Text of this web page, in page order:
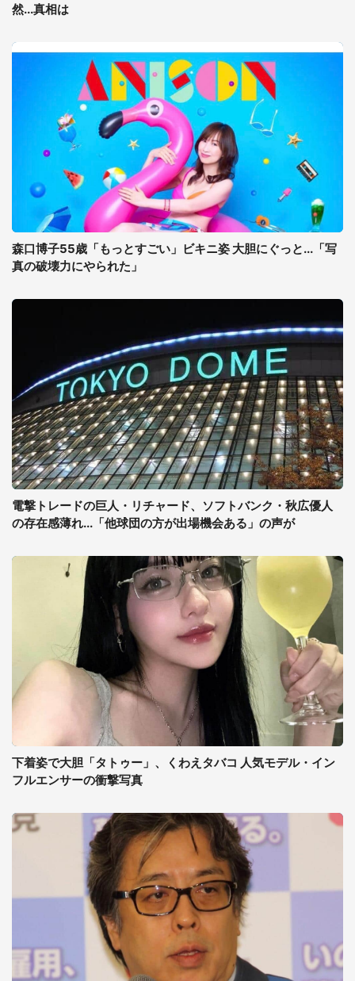
然...真相は
森口博子55歳「もっとすごい」ビキニ姿 大胆にぐっと...「写
真の破壊力にやられた」
電撃トレードの巨人・リチャード、ソフトバンク・秋広優人
の存在感薄れ...「他球団の方が出場機会ある」の声が
下着姿で大胆「タトゥー」、くわえタバコ 人気モデル・イン
フルエンサーの衝撃写真